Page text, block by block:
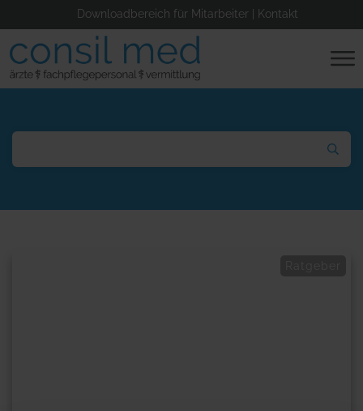
Downloadbereich für Mitarbeiter Kontakt